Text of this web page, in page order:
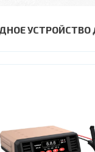
УСТРОЙСТВО